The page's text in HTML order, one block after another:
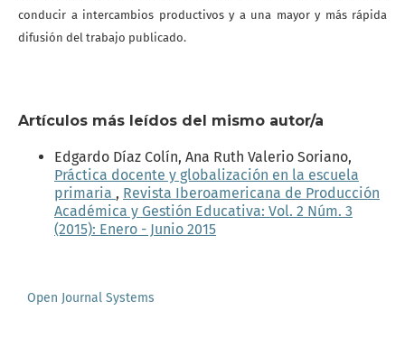
conducir a intercambios productivos y a una mayor y más rápida
difusión del trabajo publicado.
Artículos más leídos del mismo autor/a
Edgardo Díaz Colín, Ana Ruth Valerio Soriano,
Práctica docente y globalización en la escuela
primaria , Revista Iberoamericana de Producción
Académica y Gestión Educativa: Vol. 2 Núm. 3
(2015): Enero - Junio 2015
Open Journal Systems